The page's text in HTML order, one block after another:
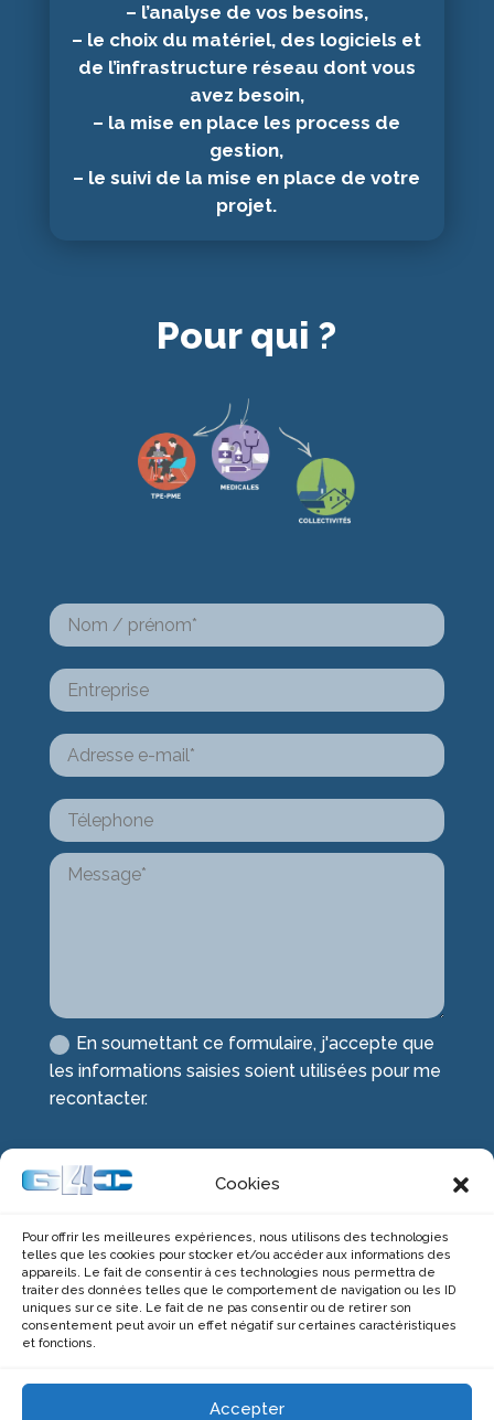
Cookies
Pour offrir les meilleures expériences, nous utilisons des technologies
telles que les cookies pour stocker et/ou accéder aux informations des
appareils. Le fait de consentir à ces technologies nous permettra de
traiter des données telles que le comportement de navigation ou les ID
uniques sur ce site. Le fait de ne pas consentir ou de retirer son
consentement peut avoir un effet négatif sur certaines caractéristiques
et fonctions.
Accepter
– l’analyse de vos besoins,
– le choix du matériel, des logiciels et
de l’infrastructure réseau dont vous
avez besoin,
– la mise en place les process de
gestion,
– le suivi de la mise en place de votre
projet.
Pour qui ?
En soumettant ce formulaire, j'accepte que
les informations saisies soient utilisées pour me
recontacter.
Groupe Quatre Informatique
77 rue de la Martellière
38500 Voiron
Mobile :06 08 01 37 50